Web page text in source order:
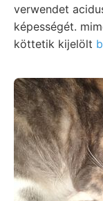
verwendet
képességét.
köttetik kijelölt